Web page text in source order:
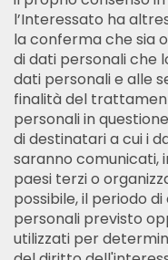
l’Interessato ha
la conferma che sia
di dati personali che
dati personali e alle
finalità del
personali in
di destinatari a cui i
saranno comunicati,
paesi terzi o
possibile, il periodo
personali previsto
utilizzati per